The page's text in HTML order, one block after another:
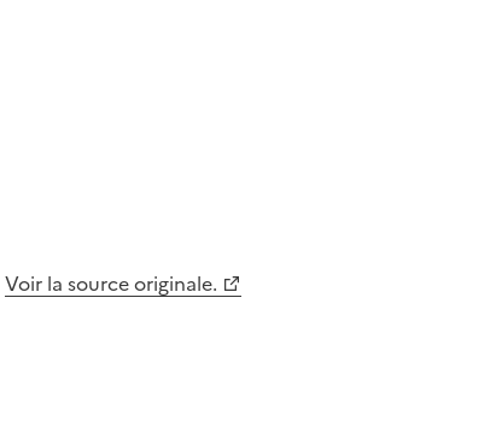
Voir la source originale.